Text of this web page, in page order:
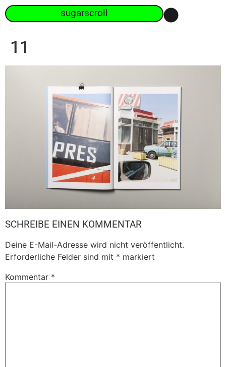
sugarscroll
11
SCHREIBE EINEN KOMMENTAR
Deine E-Mail-Adresse wird nicht veröffentlicht.
Erforderliche Felder sind mit * markiert
Kommentar *